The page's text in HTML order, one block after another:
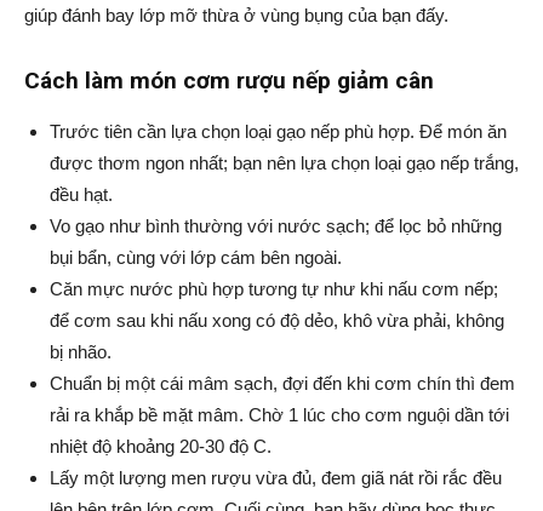
giúp đánh bay lớp mỡ thừa ở vùng bụng của bạn đấy.
Cách làm món cơm rượu nếp giảm cân
Trước tiên cần lựa chọn loại gạo nếp phù hợp. Để món ăn
được thơm ngon nhất; bạn nên lựa chọn loại gạo nếp trắng,
đều hạt.
Vo gạo như bình thường với nước sạch; để lọc bỏ những
bụi bẩn, cùng với lớp cám bên ngoài.
Căn mực nước phù hợp tương tự như khi nấu cơm nếp;
để cơm sau khi nấu xong có độ dẻo, khô vừa phải, không
bị nhão.
Chuẩn bị một cái mâm sạch, đợi đến khi cơm chín thì đem
rải ra khắp bề mặt mâm. Chờ 1 lúc cho cơm nguội dần tới
nhiệt độ khoảng 20-30 độ C.
Lấy một lượng men rượu vừa đủ, đem giã nát rồi rắc đều